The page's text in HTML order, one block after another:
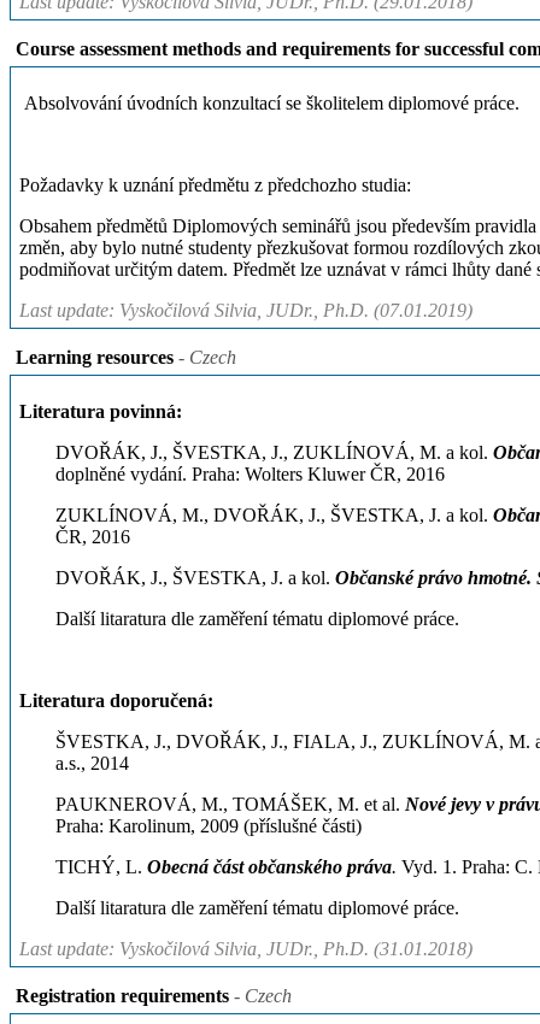
Course assessment methods and requirements for successful
Absolvování úvodních konzultací se školitelem diplomové práce.
Požadavky k uznání předmětu z předchozho studia:
Obsahem předmětů Diplomových seminářů jsou především
změn, aby bylo nutné studenty přezkušovat formou rozdílových
podmiňovat určitým datem. Předmět lze uznávat v rámci lhůty
Last update: Vyskočilová Silvia, JUDr., Ph.D. (07.01.2019)
Learning resources - Czech
Literatura povinná:
DVOŘÁK, J., ŠVESTKA, J., ZUKLÍNOVÁ, M. a kol.
doplněné vydání. Praha: Wolters Kluwer ČR, 2016
ZUKLÍNOVÁ, M., DVOŘÁK, J., ŠVESTKA, J. a kol.
ČR, 2016
DVOŘÁK, J., ŠVESTKA, J. a kol. Občanské právo
Další litaratura dle zaměření tématu diplomové práce.
Literatura doporučená:
ŠVESTKA, J., DVOŘÁK, J., FIALA, J., ZUKLÍNOVÁ, M.
a.s., 2014
PAUKNEROVÁ, M., TOMÁŠEK, M. et al. Nové jevy v
Praha: Karolinum, 2009 (příslušné části)
TICHÝ, L. Obecná část občanského práva. Vyd. 1. Praha:
Další litaratura dle zaměření tématu diplomové práce.
Last update: Vyskočilová Silvia, JUDr., Ph.D. (31.01.2018)
Registration requirements - Czech